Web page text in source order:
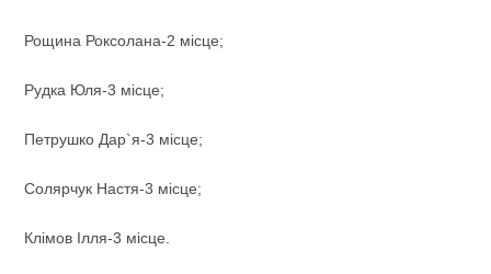
Рощина Роксолана-2 місце;
Рудка Юля-3 місце;
Петрушко Дар`я-3 місце;
Солярчук Настя-3 місце;
Клімов Ілля-3 місце.